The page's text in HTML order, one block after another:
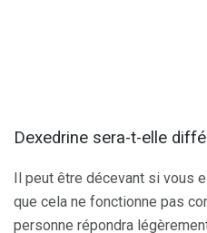
Dexedrine sera-t-elle
Il peut être décevant si vous
que cela ne fonctionne pas
personne répondra